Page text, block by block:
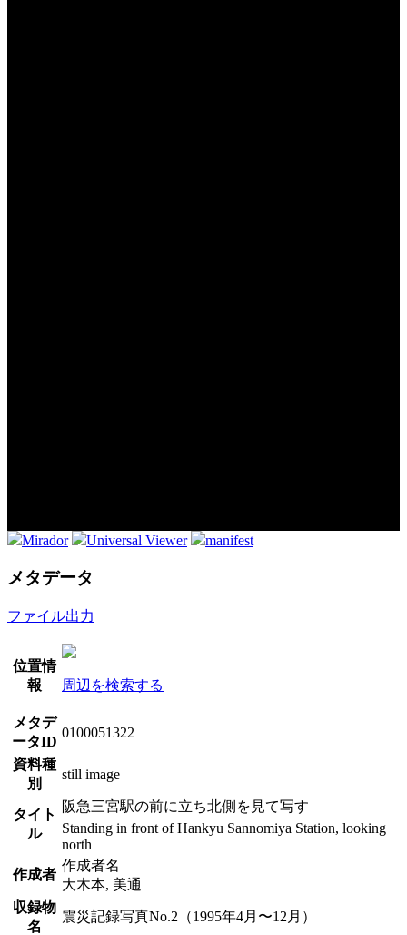
Mirador Universal Viewer manifest
メタデータ
ファイル出力
位置情
報
周辺を検索する
メタデ
ータID
0100051322
資料種
別
still image
タイト
ル
阪急三宮駅の前に立ち北側を見て写す
Standing in front of Hankyu Sannomiya Station, looking
north
作成者
作成者名
大木本, 美通
収録物
名
震災記録写真No.2（1995年4月〜12月）